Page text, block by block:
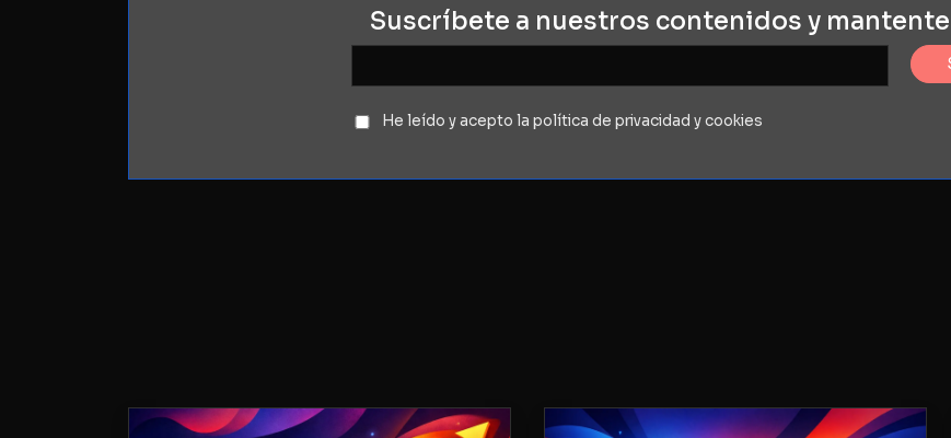
Suscríbete a nuestros contenidos y
He leído y acepto la política de privacidad y cookies